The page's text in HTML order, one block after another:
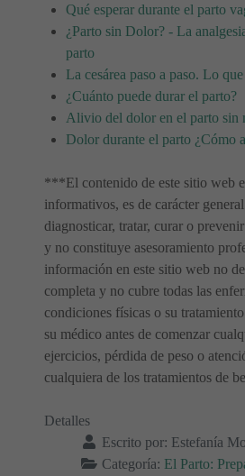
Qué esperar durante el parto
¿Parto sin Dolor? - La
parto
La cesárea paso a paso. Lo que
¿Cuánto puede durar el parto?
Alivio del dolor en el parto sin
Dolor durante el parto ¿Cómo
***El contenido de este sitio web
informativos, es de carácter
diagnosticar, tratar, curar o
y no constituye asesoramiento
información en este sitio web no
completa y no cubre todas las
condiciones físicas o su
su médico antes de comenzar
ejercicios, pérdida de peso o
cualquiera de los tratamientos de
Detalles
Escrito por: Estefanía
Categoría: El Parto: